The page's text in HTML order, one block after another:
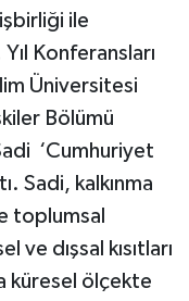
ile
Konferansları
Üniversitesi
Bölümü
‘Cumhuriyet
Sadi, kalkınma
toplumsal
ve dışsal kısıtları
küresel ölçekte